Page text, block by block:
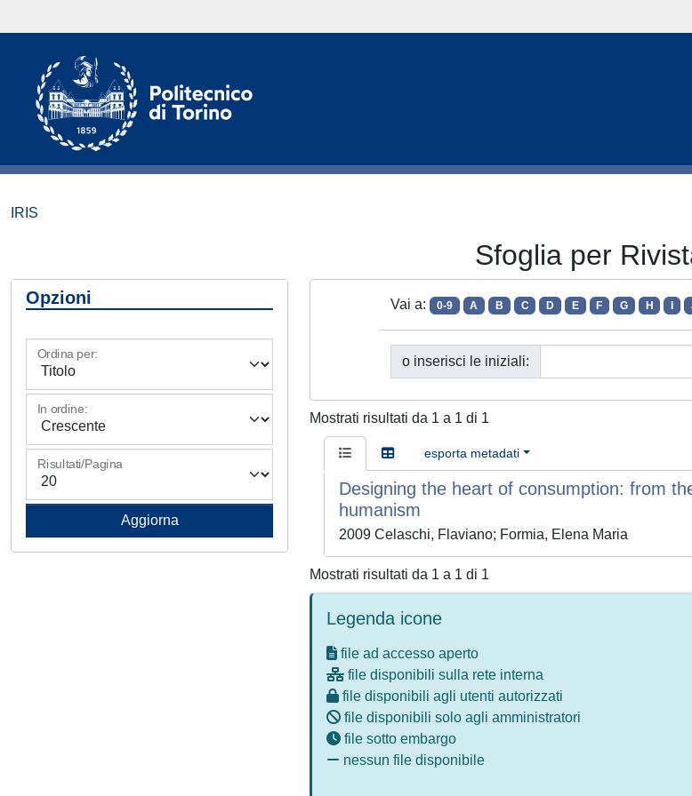
IRIS
Sfoglia per
Opzioni
Ordina per:
In ordine:
Risultati/Pagina
Vai a: 0-9 A B C D E F G H
o inserisci le iniziali:
Mostrati risultati da 1 a 1 di 1
esporta metadati
Designing the heart of consumption: from
humanism
2009 Celaschi, Flaviano; Formia, Elena Maria
Mostrati risultati da 1 a 1 di 1
Legenda icone
file ad accesso aperto
file disponibili sulla rete interna
file disponibili agli utenti autorizzati
file disponibili solo agli amministratori
file sotto embargo
nessun file disponibile